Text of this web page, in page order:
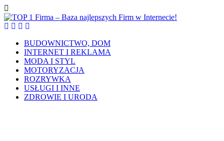
BUDOWNICTWO, DOM
INTERNET I REKLAMA
MODA I STYL
MOTORYZACJA
ROZRYWKA
USŁUGI I INNE
ZDROWIE I URODA